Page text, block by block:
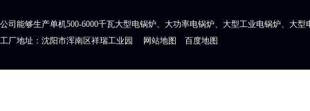
公司能够生产单机500-6000千瓦大型电锅炉、大功率电锅炉、大型工业电锅炉、大
工厂地址：沈阳市浑南区祥瑞工业园 网站地图 百度地图